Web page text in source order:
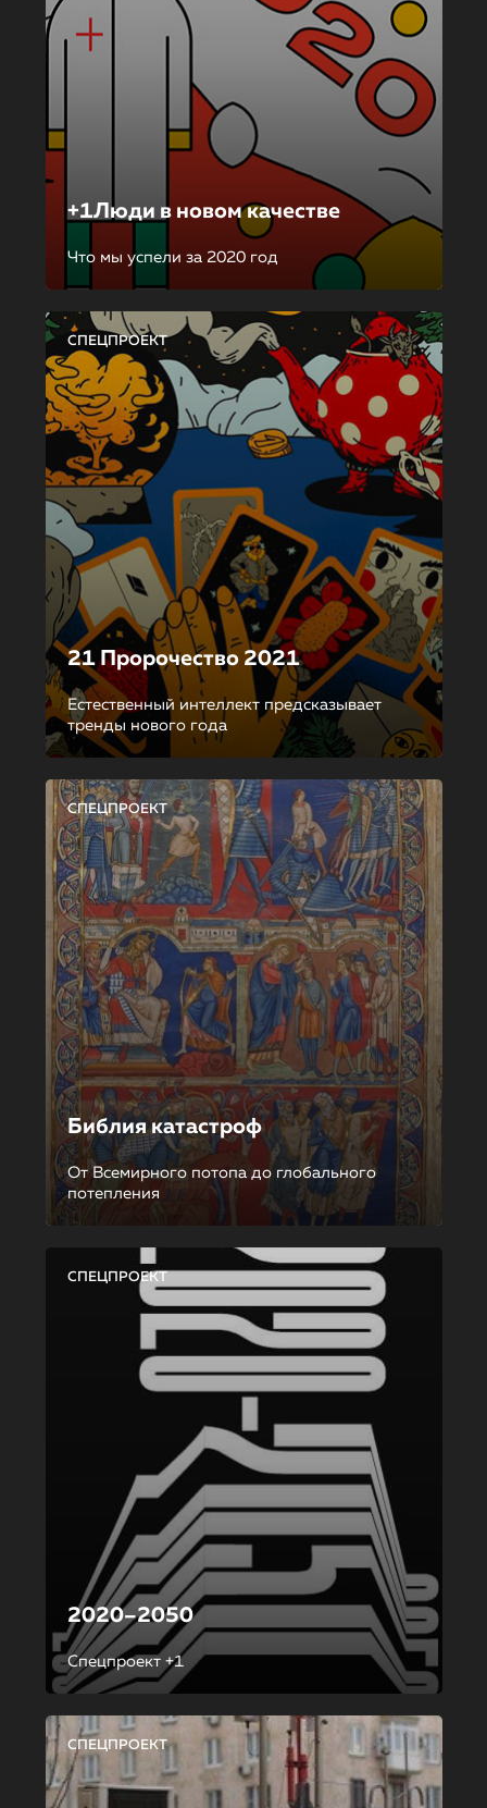
+1Люди в новом качестве
Что мы успели за 2020 год
СПЕЦПРОЕКТ
21 Пророчество 2021
Естественный интеллект предсказывает
тренды нового года
СПЕЦПРОЕКТ
Библия катастроф
От Всемирного потопа до глобального
потепления
СПЕЦПРОЕКТ
2020–2050
Спецпроект +1
СПЕЦПРОЕКТ